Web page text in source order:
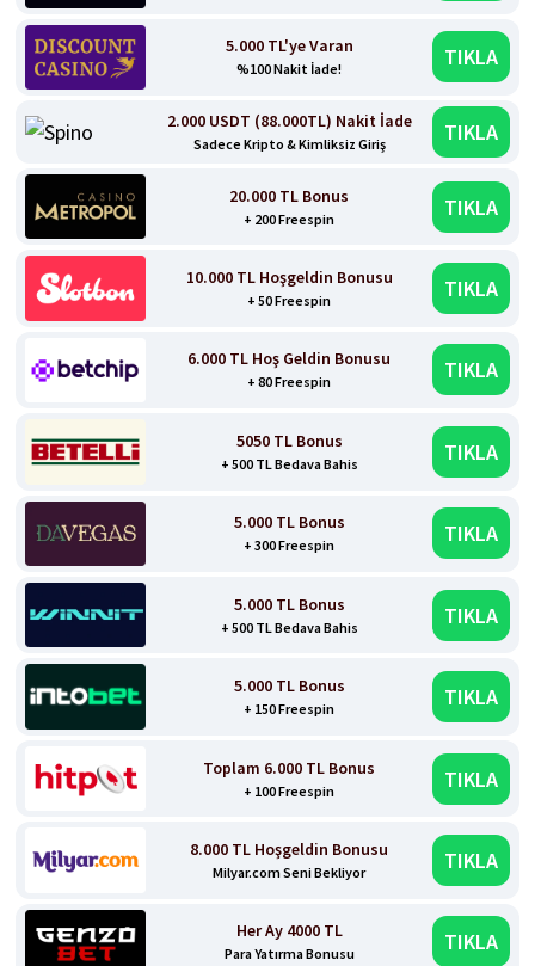
5.000 TL'ye Varan
%100 Nakit İade! TIKLA
2.000 USDT (88.000TL) Nakit İade
Sadece Kripto & Kimliksiz Giriş TIKLA
20.000 TL Bonus
+ 200 Freespin TIKLA
10.000 TL Hoşgeldin Bonusu
+ 50 Freespin TIKLA
6.000 TL Hoş Geldin Bonusu
+ 80 Freespin TIKLA
5050 TL Bonus
+ 500 TL Bedava Bahis TIKLA
5.000 TL Bonus
+ 300 Freespin TIKLA
5.000 TL Bonus
+ 500 TL Bedava Bahis TIKLA
5.000 TL Bonus
+ 150 Freespin TIKLA
Toplam 6.000 TL Bonus
+ 100 Freespin TIKLA
8.000 TL Hoşgeldin Bonusu
Milyar.com Seni Bekliyor TIKLA
Her Ay 4000 TL
Para Yatırma Bonusu TIKLA